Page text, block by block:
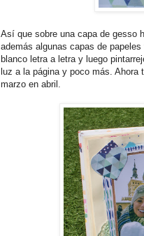
Así que sobre una capa de gesso
además algunas capas de
blanco letra a letra y luego
luz a la página y poco más. Ahora
marzo en abril.